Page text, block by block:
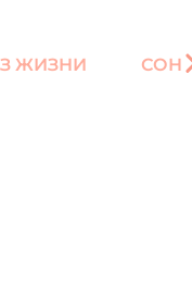
ЖИЗНИ СОН